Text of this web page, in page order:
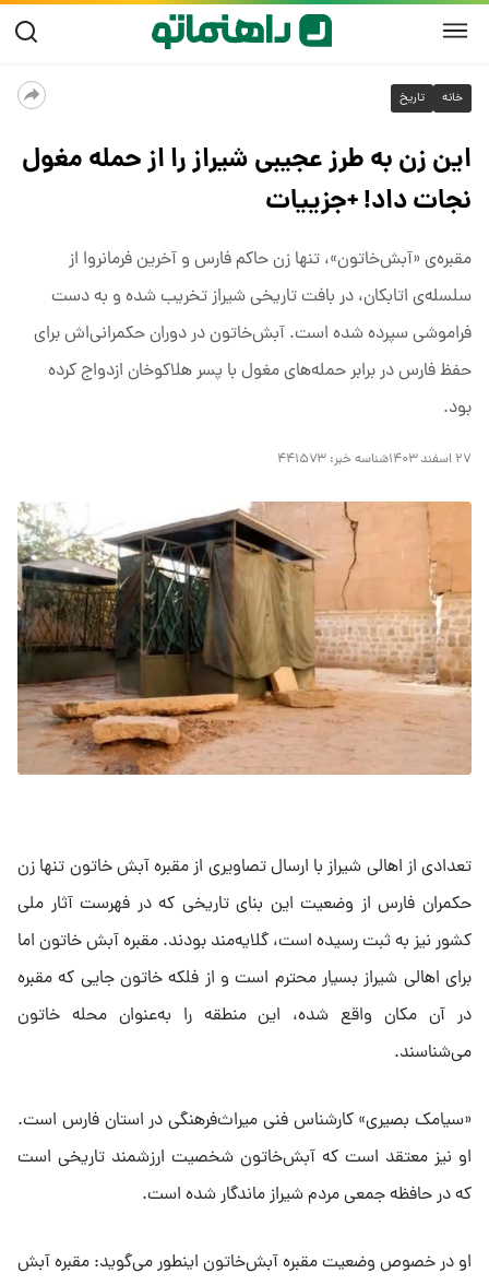
خانه تاریخ
این زن به طرز عجیبی شیراز را از حمله مغول
نجات داد! +جزییات
مقبره‌ی «آبش‌خاتون»، تنها زن حاکم فارس و آخرین فرمانروا از
سلسله‌ی اتابکان، در بافت تاریخی شیراز تخریب شده و به دست
فراموشی سپرده شده است. آبش‌خاتون در دوران حکمرانی‌اش برای
حفظ فارس در برابر حمله‌های مغول با پسر هلاکوخان ازدواج کرده
بود.
۲۷ اسفند ۱۴۰۳ شناسه خبر: ۴۴۱۵۷۳
تعدادی از اهالی شیراز با ارسال تصاویری از مقبره آبش خاتون تنها زن
حکمران فارس از وضعیت این بنای تاریخی که در فهرست آثار ملی
کشور نیز به ثبت رسیده است، گلایه‌مند بودند. مقبره آبش خاتون اما
برای اهالی شیراز بسیار محترم است و از فلکه خاتون جایی که مقبره
در آن مکان واقع شده، این منطقه را به‌عنوان محله خاتون
می‌شناسند.
«سیامک بصیری» کارشناس فنی میراث‌فرهنگی در استان فارس است.
او نیز معتقد است که آبش‌خاتون شخصیت ارزشمند تاریخی است
که در حافظه جمعی مردم شیراز ماندگار شده است.
او در خصوص وضعیت مقبره آبش‌خاتون اینطور می‌گوید: مقبره آبش